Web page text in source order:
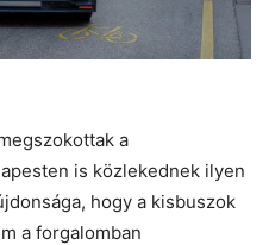
a
is közlekednek ilyen
hogy a kisbuszok
a forgalomban